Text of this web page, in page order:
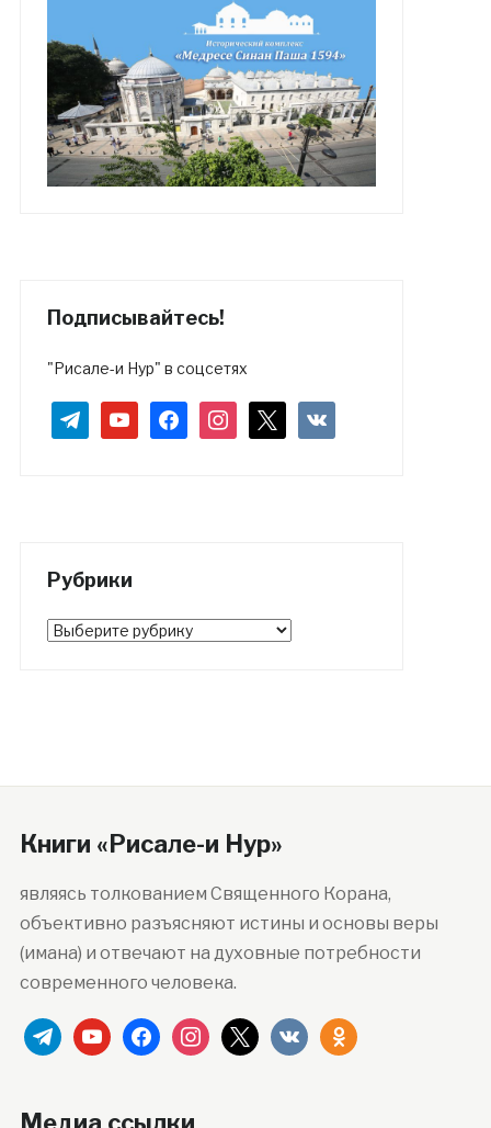
Подписывайтесь!
"Рисале-и Нур" в соцсетях
telegramyoutubefacebookinstagram vkontakte
Рубрики
Рубрики
Книги «Рисале-и Нур»
являясь толкованием Священного Корана,
объективно разъясняют истины и основы веры
(имана) и отвечают на духовные потребности
современного человека.
telegramyoutubefacebookinstagram
x vkontakteodnoklassniki